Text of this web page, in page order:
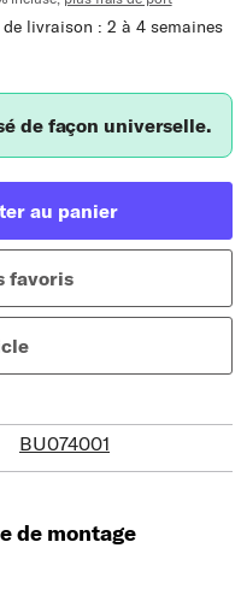
de livraison : 2 à 4 semaines
de façon universelle.
au panier
favoris
BU074001
de montage